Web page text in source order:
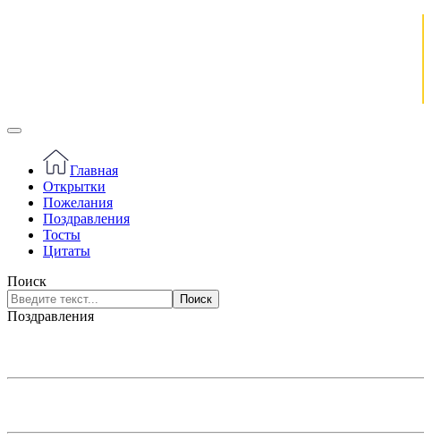
Главная
Открытки
Пожелания
Поздравления
Тосты
Цитаты
Поиск
Поиск
Поздравления